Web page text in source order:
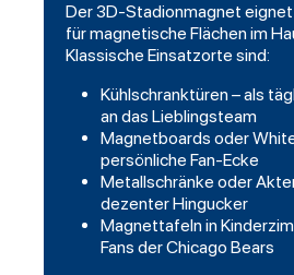
Der 3D-Stadionmagnet
für magnetische Flächen im
Klassische Einsatzorte sind:
Kühlschranktüren – als
an das Lieblingsteam
Magnetboards oder
persönliche Fan-Ecke
Metallschränke oder
dezenter Hingucker
Magnettafeln in
Fans der Chicago Bears